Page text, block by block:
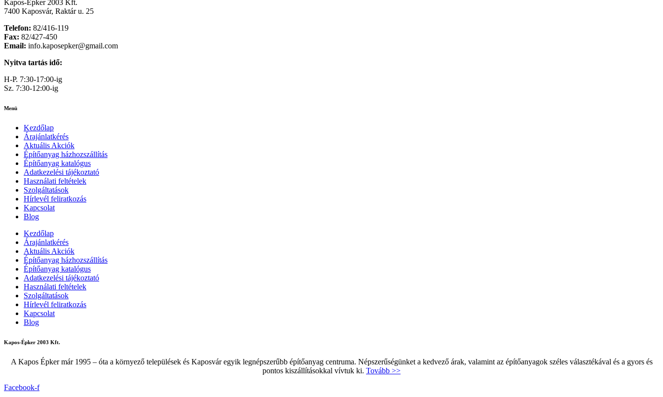
Kapos-Épker 2003 Kft.
7400 Kaposvár, Raktár u. 25
Telefon: 82/416-119
Fax: 82/427-450
Email: info.kaposepker@gmail.com
Nyitva tartás idő:
H-P. 7:30-17:00-ig
Sz. 7:30-12:00-ig
Menü
Kezdőlap
Árajánlatkérés
Aktuális Akciók
Építőanyag házhozszállítás
Építőanyag katalógus
Adatkezelési tájékoztató
Használati feltételek
Szolgáltatások
Hírlevél feliratkozás
Kapcsolat
Blog
Kezdőlap
Árajánlatkérés
Aktuális Akciók
Építőanyag házhozszállítás
Építőanyag katalógus
Adatkezelési tájékoztató
Használati feltételek
Szolgáltatások
Hírlevél feliratkozás
Kapcsolat
Blog
Kapos-Épker 2003 Kft.
A Kapos Épker már 1995 – óta a környező települések és Kaposvár egyik legnépszerűbb építőanyag centruma. Népszerűségünket a kedvező árak, valamint az építőanyagok széles választékával és a gyors és
pontos kiszállításokkal vívtuk ki. Tovább >>
Facebook-f